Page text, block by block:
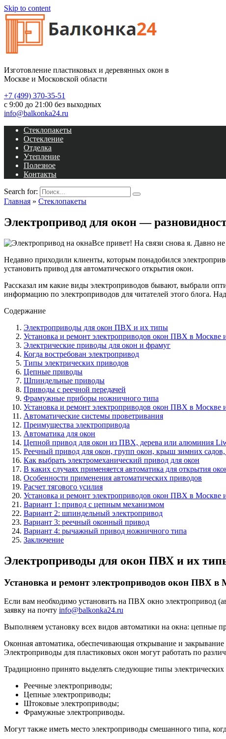
Skip to content
Изготовление пластиковых и деревянных окон в
Москве и Московской области
+7 (499) 370-35-51
с 9:00 до 21:00 без выходных
info@balkonka24.ru
Стеклопакеты
Остекление
Отделка
Утепление
Полезное
Контакты
Search for:
Главная » Стеклопакеты
Электропривод для окон —
Все привет! На связи снова я. Давно
Недавно приходили клиенты, которым понадобился
установить привод для автоматического открытия окон.
Рассказал им какие виды электроприводов бывают, выбрали
информацию по электроприводов для читателей этого блога.
Содержание
Электроприводы для окон ПВХ и их типы
Установка и ремонт электроприводов окон ПВХ в Москве
Электрические приводы для окон и фрамуг
Когда востребован электропривод
Типы электрических приводов
Цепные приводы
Шпиндельные приводы
Приводы с реечной передачей
Фрамужные приборы ножничного типа
Установка и ремонт электроприводов окон ПВХ в Москве
Автоматические системы проветривания
Преимущества электропривода
Автоматика для окон
Цепной привод для окон из ПВХ, дерева или алюминия
Реечный привод для окон, групп окон, крыш зимних
Как выбрать электромеханический привод для окон
В каких случаях применяется автоматика для открытия
Особенности применения автоматических приводов
Расчет тягового усилия
Установка и ремонт электроприводов окон ПВХ в Москве
Вариант 1: привод с цепным механизмом
Вариант 2: шпиндельный электропривод
Вариант 3: реечный оконный привод
Вариант 4: рычажный привод ножничного типа
Заключение
Электроприводы для окон ПВХ и их
Установка и ремонт электроприводов окон ПВХ в
Если вам необходимо установить на ПВХ окно электропривод
заявку на почту info@balkonka24.ru
Выполняем установку всех видов автоматики на окна: цепные
Оконная автоматика, обеспечивающая открывание и
Электроприводы для пластиковых окон могут работать по
Традиционно принято выделять следующие типы электрических
Реечные электроприводы;
Цепные электроприводы;
Штоковые электроприводы;
Фрамужные электроприводы.
Могут также иметь место электроприводы смешанного типа,